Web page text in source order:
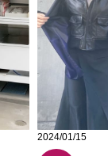
2024/01/15